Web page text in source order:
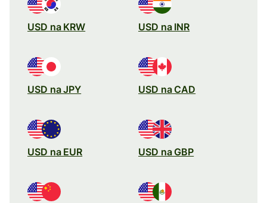
USD na KRW USD na INR
USD na JPY USD na CAD
USD na EUR USD na GBP